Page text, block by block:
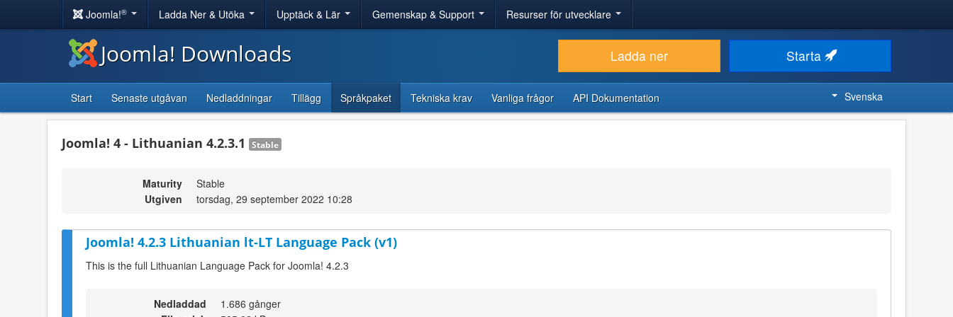
Joomla!® Ladda Ner & Utöka Upptäck & Lär Gemenskap & Support Resurser för utvecklare
Joomla! Downloads Ladda ner Starta
Start Senaste utgåvan Nedladdningar Tillägg Språkpaket Tekniska krav Vanliga frågor API Dokumentation Svenska
Joomla! 4 - Lithuanian 4.2.3.1 Stable
Maturity
Stable
Utgiven
torsdag, 29 september 2022 10:28
Joomla! 4.2.3 Lithuanian lt-LT Language Pack (v1)
This is the full Lithuanian Language Pack for Joomla! 4.2.3
Nedladdad
1.686 gånger